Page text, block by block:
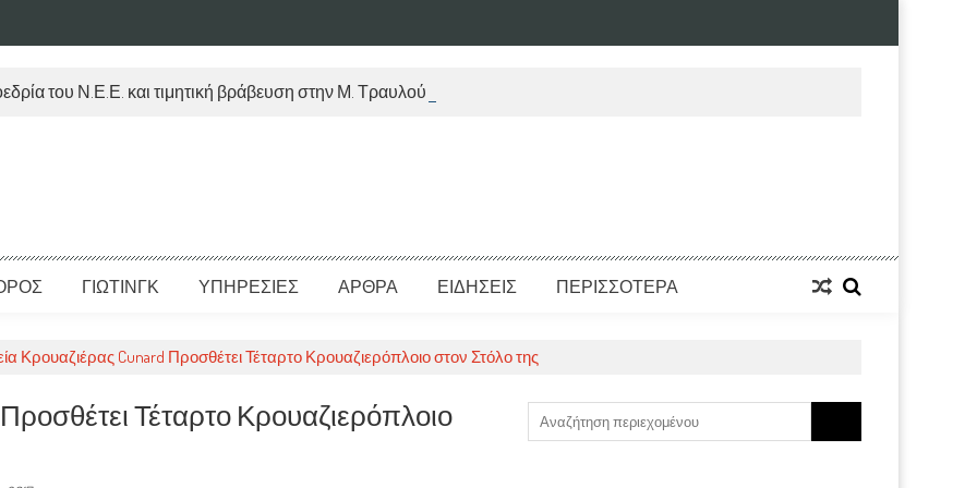
του Ν.Ε.Ε. και τιμητική βράβευση στην Μ. Τραυλού
ΓΙΩΤΙΝΓΚ ΥΠΗΡΕΣΙΕΣ ΑΡΘΡΑ ΕΙΔΗΣΕΙΣ ΠΕΡΙΣΣΟΤΕΡΑ
Κρουαζιέρας Cunard Προσθέτει Τέταρτο Κρουαζιερόπλοιο στον Στόλο της
Τέταρτο Κρουαζιερόπλοιο
for: